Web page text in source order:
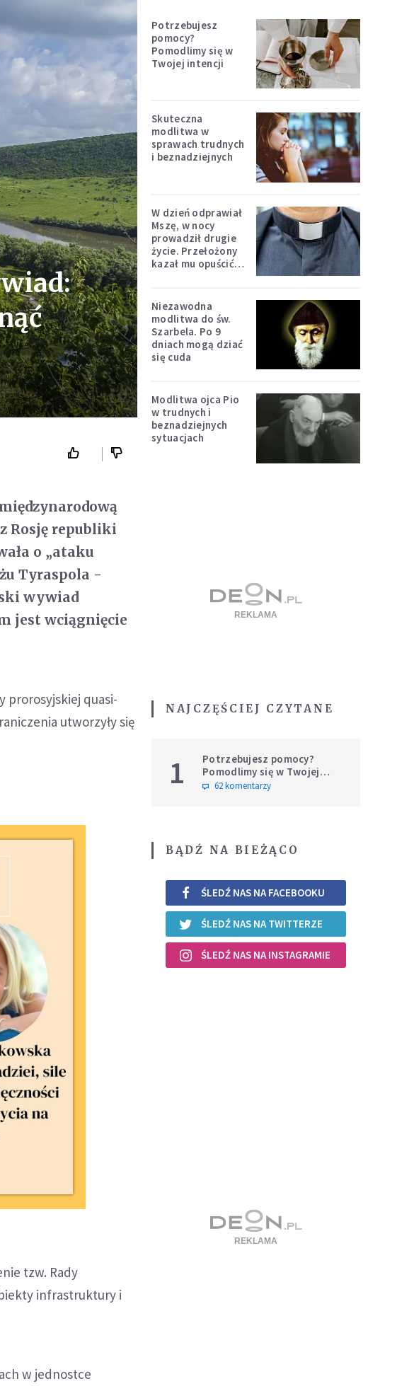
Rosję republiki
o „ataku
Tyraspola -
wywiad
jest wciągnięcie
prorosyjskiej quasi-
utworzyły się
tzw. Rady
infrastruktury i
w jednostce
Potrzebujesz
pomocy?
Pomodlimy się w
Twojej intencji
Skuteczna
modlitwa w
sprawach trudnych
i beznadziejnych
W dzień odprawiał
Mszę, w nocy
prowadził drugie
życie. Przełożony
kazał mu opuścić
Niezawodna
modlitwa do św.
Szarbela. Po 9
dniach mogą dziać
się cuda
Modlitwa ojca Pio
w trudnych i
beznadziejnych
sytuacjach
NAJCZĘŚCIEJ CZYTANE
1
Potrzebujesz pomocy?
Pomodlimy się w Twojej
intencji
62 komentarzy
BĄDŹ NA BIEŻĄCO
ŚLEDŹ NAS NA FACEBOOKU
ŚLEDŹ NAS NA TWITTERZE
ŚLEDŹ NAS NA INSTAGRAMIE